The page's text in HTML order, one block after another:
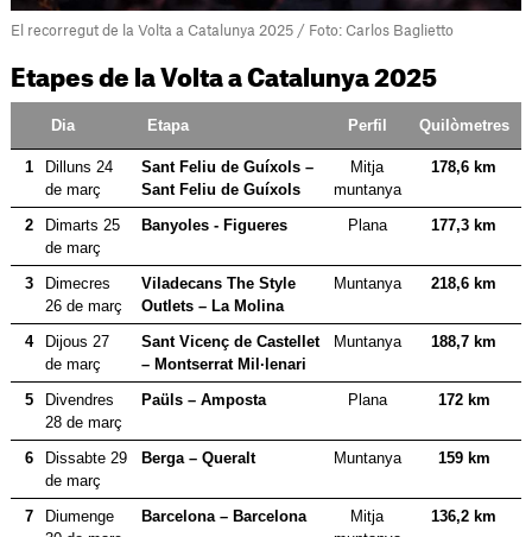
El recorregut de la Volta a Catalunya 2025 / Foto: Carlos Baglietto
Etapes de la Volta a Catalunya 2025
Dia Etapa Perfil Quilòmetres
1
Dilluns 24
de març
Sant Feliu de Guíxols –
Sant Feliu de Guíxols
Mitja
muntanya
178,6 km
2
Dimarts 25
de març
Banyoles - Figueres Plana 177,3 km
3
Dimecres
26 de març
Viladecans The Style
Outlets – La Molina
Muntanya 218,6 km
4
Dijous 27
de març
Sant Vicenç de Castellet
– Montserrat Mil·lenari
Muntanya 188,7 km
5
Divendres
28 de març
Paüls – Amposta Plana 172 km
6
Dissabte 29
de març
Berga – Queralt Muntanya 159 km
7
Diumenge
Barcelona – Barcelona
Mitja
136,2 km